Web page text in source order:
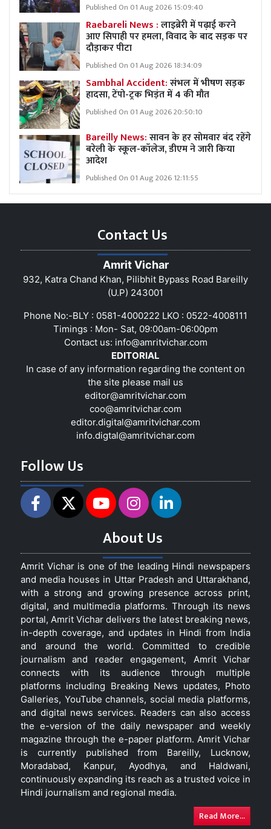
Published On 01 Aug 2026 15:09:40
Raebareli News :लाइब्रेरी में पढ़ाई करने
आए सिपाही पर हमला, विवाद के बाद सड़क पर
दौड़ाकर पीटा
Published On 01 Aug 2026 18:34:09
Sambhal Accident:संभल में भीषण सड़क
हादसा, टेंपो-ट्रक भिड़ंत में 4 की मौत
Published On 01 Aug 2026 20:50:10
Bareilly News:सावन के हर सोमवार बंद रहेंगे
बरेली के स्कूल-कॉलेज, डीएम ने जारी किया
आदेश
Published On 01 Aug 2026 12:11:55
Contact Us
Amrit Vichar
932, Katra Chand Khan, Pilibhit Bypass Road Bareilly
(U.P) 243001
Phone No:-BLY : 0581-4000222 LKO : 0522-4008111
Timings : Mon- Sat, 09:00am-06:00pm
Contact us: info@amritvichar.com
EDITORIAL
In case of any information regarding the content on
the site please mail us
editor@amritvichar.com
coo@amritvichar.com
editor.digital@amritvichar.com
info.digtal@amritvichar.com
Follow Us
About Us
Amrit Vichar is one of the leading Hindi newspapers
and media houses in Uttar Pradesh and Uttarakhand,
with a strong and growing presence across print,
digital, and multimedia platforms. Through its news
portal, Amrit Vichar delivers the latest breaking news,
in-depth coverage, and updates in Hindi from India
and around the world. Committed to credible
journalism and reader engagement, Amrit Vichar
connects with its audience through multiple
platforms including Breaking News updates, Photo
Galleries, YouTube channels, social media platforms,
and digital news services. Readers can also access
the e-version of the daily newspaper and weekly
magazine through the e-paper platform. Amrit Vichar
is currently published from Bareilly, Lucknow,
Moradabad, Kanpur, Ayodhya, and Haldwani,
continuously expanding its reach as a trusted voice in
Hindi journalism and regional media.
Read More...